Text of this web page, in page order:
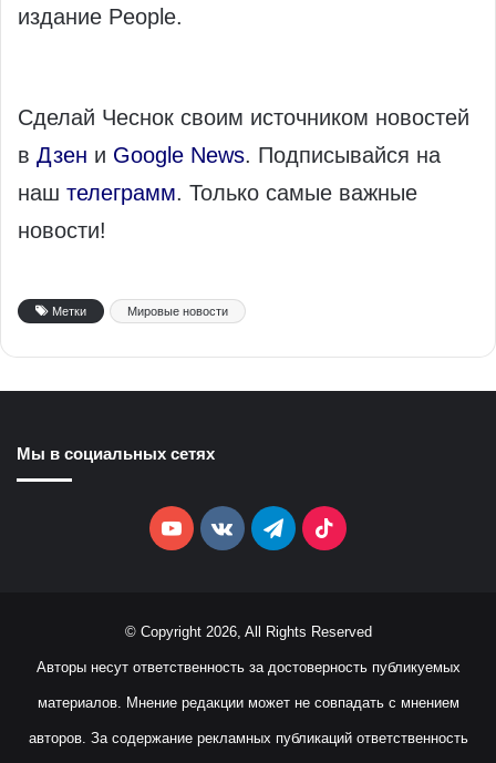
издание People.
Сделай Чеснок своим источником новостей
в Дзен и Google News. Подписывайся на
наш телеграмм. Только самые важные
новости!
Метки Мировые новости
Мы в социальных сетях
YouTubevk.comTelegramTikTok
© Copyright 2026, All Rights Reserved
Авторы несут ответственность за достоверность публикуемых
материалов. Мнение редакции может не совпадать с мнением
авторов. За содержание рекламных публикаций ответственность